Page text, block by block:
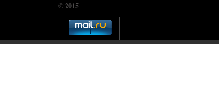
© 2015